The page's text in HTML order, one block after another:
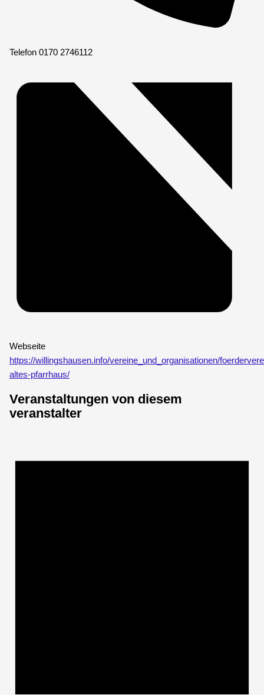
Telefon 0170 2746112
Webseite
https://willingshausen.info/vereine_und_organisationen/
altes-pfarrhaus/
Veranstaltungen von diesem
veranstalter